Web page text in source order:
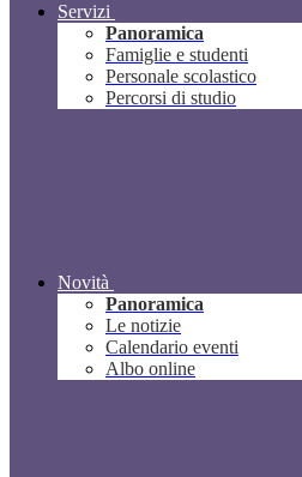
Servizi
Panoramica
Famiglie e studenti
Personale scolastico
Percorsi di studio
Novità
Panoramica
Le notizie
Calendario eventi
Albo online